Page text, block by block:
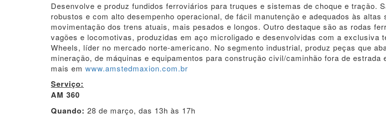
Desenvolve e produz fundidos ferroviários para truques e sistemas de choque e tração.
robustos e com alto desempenho operacional, de fácil manutenção e adequados às
movimentação dos trens atuais, mais pesados e longos. Outro destaque são as rodas
vagões e locomotivas, produzidas em aço microligado e desenvolvidas com a exclusiva
Wheels, líder no mercado norte-americano. No segmento industrial, produz peças que
mineração, de máquinas e equipamentos para construção civil/caminhão fora de estrada
mais em www.amstedmaxion.com.br
Serviço:
AM 360
Quando: 28 de março, das 13h às 17h